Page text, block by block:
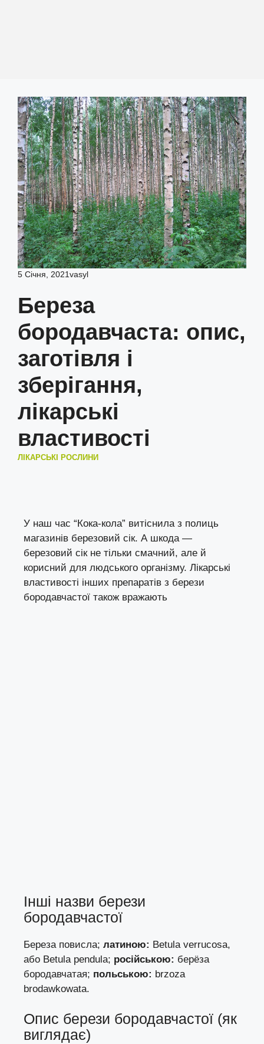
5 Січня, 2021vasyl
Береза
бородавчаста: опис,
заготівля і
зберігання,
лікарські
властивості
ЛІКАРСЬКІ РОСЛИНИ
У наш час “Кока-кола” витіснила з полиць
магазинів березовий сік. А шкода —
березовий сік не тільки смачний, але й
корисний для людського організму. Лікарські
властивості інших препаратів з берези
бородавчастої також вражають
Інші назви берези
бородавчастої
Береза повисла; латиною: Betula verrucosa,
або Betula pendula; російською: берёза
бородавчатая; польською: brzoza
brodawkowata.
Опис берези бородавчастої (як
виглядає)